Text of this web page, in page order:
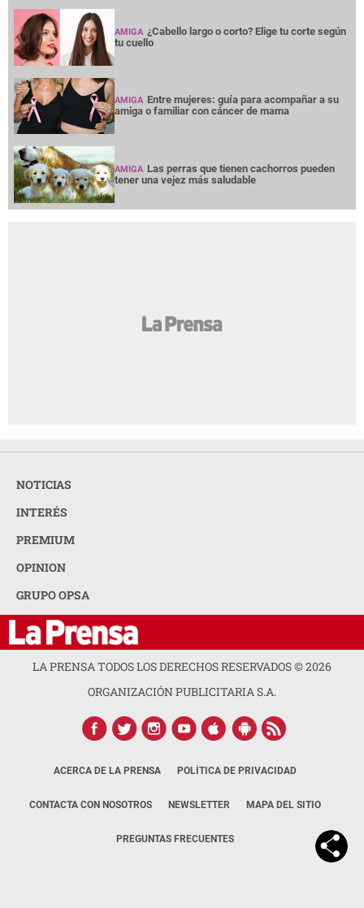
AMIGA ¿Cabello largo o corto? Elige tu corte según
tu cuello
AMIGA Entre mujeres: guía para acompañar a su
amiga o familiar con cáncer de mama
AMIGA Las perras que tienen cachorros pueden
tener una vejez más saludable
NOTICIAS
INTERÉS
PREMIUM
OPINION
GRUPO OPSA
LA PRENSA TODOS LOS DERECHOS RESERVADOS ©2026
ORGANIZACIÓN PUBLICITARIA S.A.
ACERCA DE LA PRENSA POLÍTICA DE PRIVACIDAD
CONTACTA CON NOSOTROS NEWSLETTER MAPA DEL SITIO
PREGUNTAS FRECUENTES